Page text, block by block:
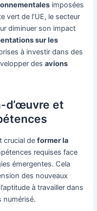
imposées
vert de l’UE, le secteur
diminuer son impact
sur les
à investir dans des
desavions
d’œuvre et
crucial deformer la
requises face
émergentes. Cela
des nouveaux
à travailler dans
numérisé.